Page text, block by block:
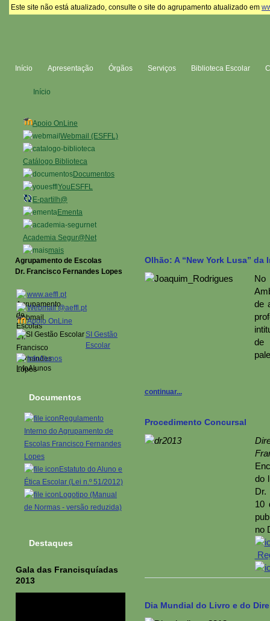
Este site não está atualizado, consulte o site do agrupamento atualizado em
Início Apresentação Órgãos Serviços Biblioteca Escolar
Apoio OnLine
Webmail (ESFFL)
Catálogo Biblioteca
Documentos
YouESFFL
E-partilh@
Ementa
Academia Segur@Net
mais
Início
Olhão: A “New York Lusa”
de
de
continuar...
Procedimento Concursal
do
Dr.
10
no
Dia Mundial do Livro e do
Agrupamento de Escolas
Dr. Francisco Fernandes Lopes
www.aeffl.pt
Webmail @aeffl.pt
Apoio OnLine
SI Gestão
Escolar
InfoAlunos
Documentos
Regulamento
Interno do Agrupamento de
Escolas Francisco Fernandes
Lopes
Estatuto do Aluno e
Ética Escolar (Lei n.º 51/2012)
Logotipo (Manual
de Normas - versão reduzida)
Destaques
Gala das Francisquíadas
2013